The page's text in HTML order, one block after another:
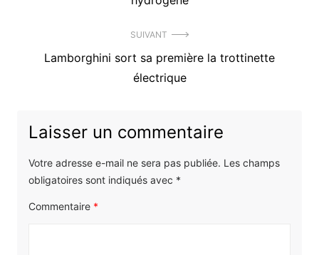
SUIVANT
ArticleLamborghini sort sa première la trottinette
électrique
Laisser un commentaire
Votre adresse e-mail ne sera pas publiée. Les champs
obligatoires sont indiqués avec *
Commentaire *